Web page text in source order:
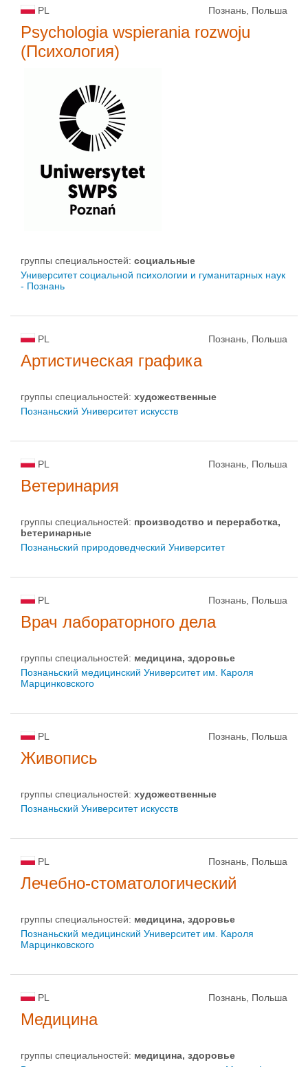
PL Познань, Польша
Psychologia wspierania rozwoju
(Психология)
группы специальностей: социальные
Университет социальной психологии и гуманитарных наук
- Познань
PL Познань, Польша
Артистическая графика
группы специальностей: художественные
Познаньский Университет искусств
PL Познань, Польша
Ветеринария
группы специальностей: производство и пepepaбoткa,
bетеринарные
Познаньский природоведческий Университет
PL Познань, Польша
Врач лабораторного дела
группы специальностей: медицина, здоровье
Познаньский медицинский Университет им. Кароля
Марцинковского
PL Познань, Польша
Живопись
группы специальностей: художественные
Познаньский Университет искусств
PL Познань, Польша
Лечебно-стоматологический
группы специальностей: медицина, здоровье
Познаньский медицинский Университет им. Кароля
Марцинковского
PL Познань, Польша
Медицина
группы специальностей: медицина, здоровье